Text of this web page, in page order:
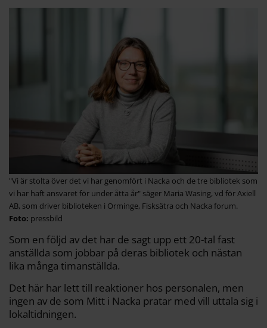
"Vi är stolta över det vi har genomfört i Nacka och de tre bibliotek som
vi har haft ansvaret för under åtta år" säger Maria Wasing, vd för Axiell
AB, som driver biblioteken i Orminge, Fisksätra och Nacka forum.
pressbild
Som en följd av det har de sagt upp ett 20-tal fast
anställda som jobbar på deras bibliotek och nästan
lika många timanställda.
Det här har lett till reaktioner hos personalen, men
ingen av de som Mitt i Nacka pratar med vill uttala sig i
lokaltidningen.